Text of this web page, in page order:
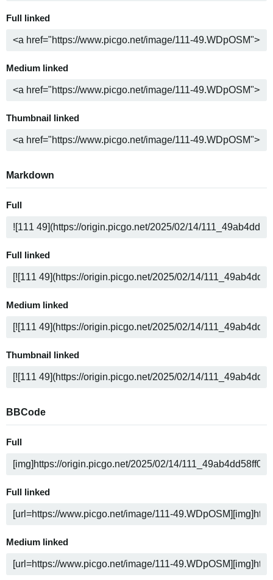
Full linked
Medium linked
Thumbnail linked
Markdown
Full
Full linked
Medium linked
Thumbnail linked
BBCode
Full
Full linked
Medium linked